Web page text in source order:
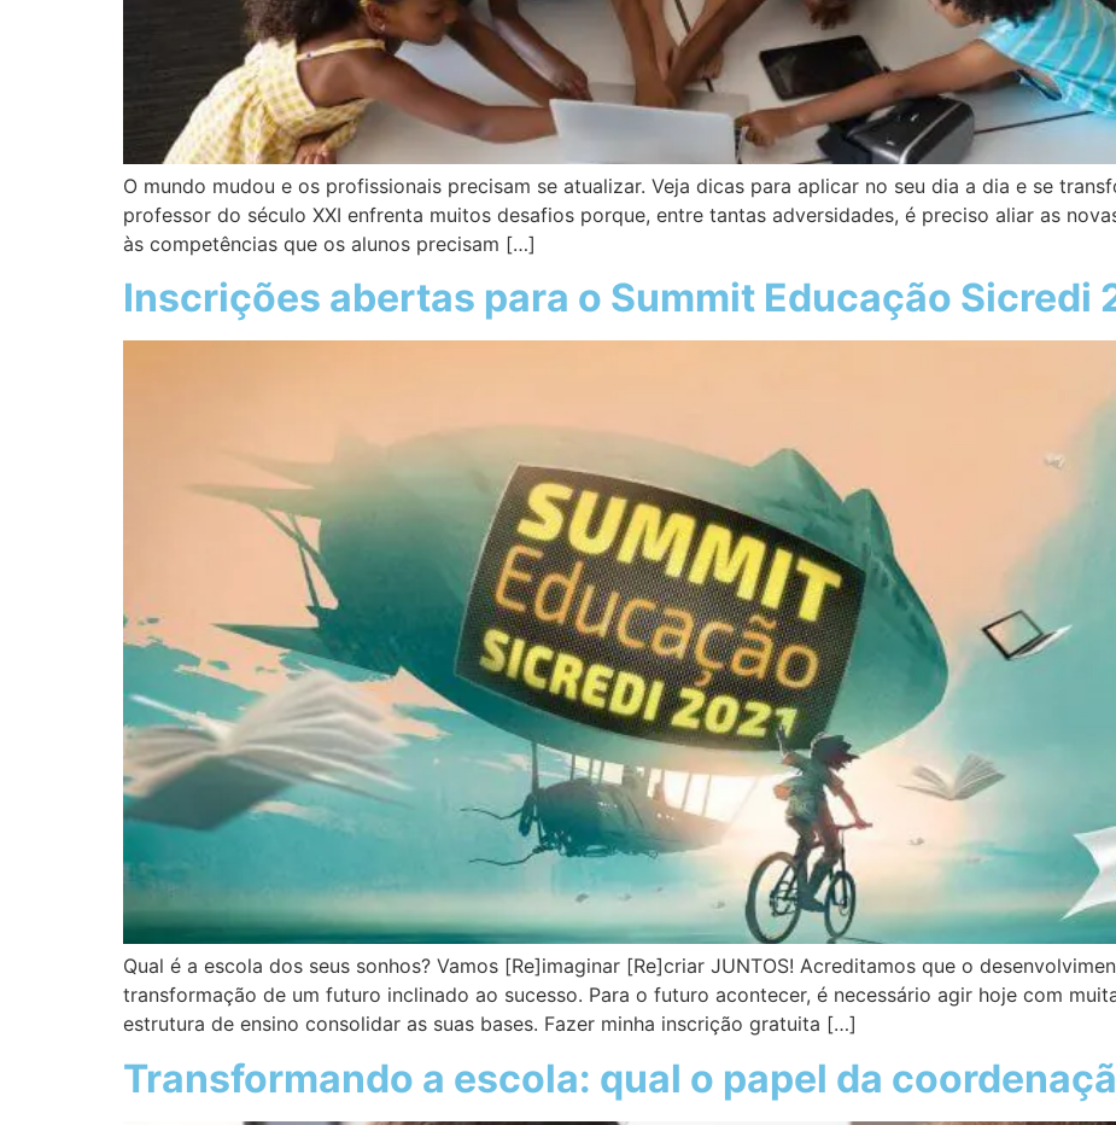
O mundo mudou e os profissionais precisam se atualizar. Veja dicas para aplicar no seu dia a dia e se
professor do século XXI enfrenta muitos desafios porque, entre tantas adversidades, é preciso aliar as
às competências que os alunos precisam […]
Inscrições abertas para o Summit Educação Sicredi
Qual é a escola dos seus sonhos? Vamos [Re]imaginar [Re]criar JUNTOS! Acreditamos que o
transformação de um futuro inclinado ao sucesso. Para o futuro acontecer, é necessário agir hoje com
estrutura de ensino consolidar as suas bases. Fazer minha inscrição gratuita […]
Transformando a escola: qual o papel da